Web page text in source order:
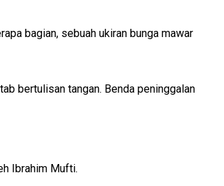
bagian, sebuah ukiran bunga mawar
bertulisan tangan. Benda peninggalan
Ibrahim Mufti.